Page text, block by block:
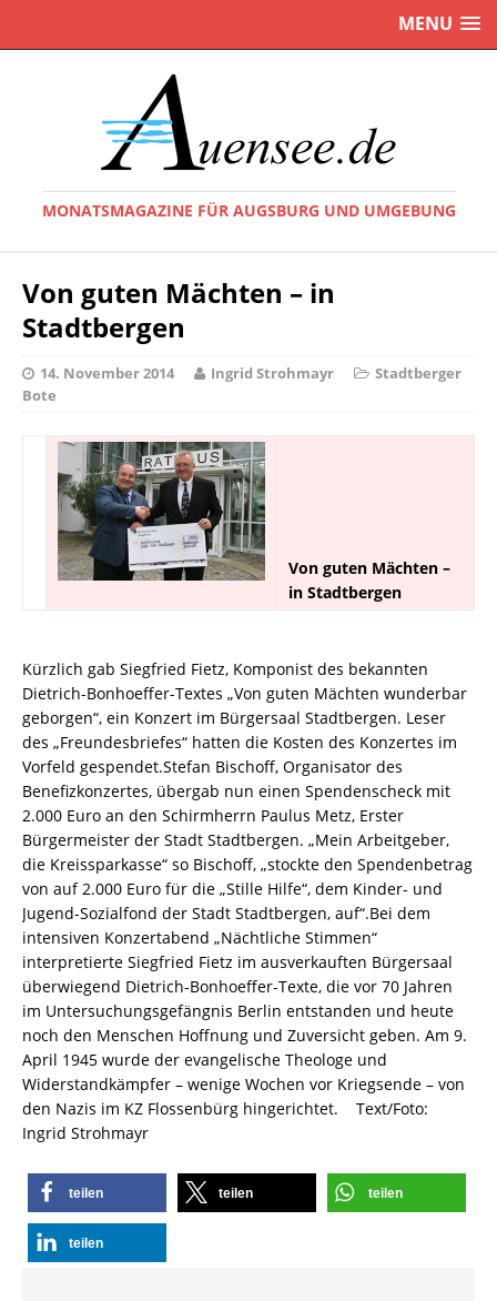
MENU
MONATSMAGAZINE FÜR AUGSBURG UND UMGEBUNG
Von guten Mächten – in
Stadtbergen
14. November 2014 Ingrid Strohmayr
Stadtberger
Bote
Von guten Mächten –
in Stadtbergen
Kürzlich gab Siegfried Fietz, Komponist des bekannten
Dietrich-Bonhoeffer-Textes „Von guten Mächten wunderbar
geborgen“, ein Konzert im Bürgersaal Stadtbergen. Leser
des „Freundesbriefes“ hatten die Kosten des Konzertes im
Vorfeld gespendet.Stefan Bischoff, Organisator des
Benefizkonzertes, übergab nun einen Spendenscheck mit
2.000 Euro an den Schirmherrn Paulus Metz, Erster
Bürgermeister der Stadt Stadtbergen. „Mein Arbeitgeber,
die Kreissparkasse“ so Bischoff, „stockte den Spendenbetrag
von auf 2.000 Euro für die „Stille Hilfe“, dem Kinder- und
Jugend-Sozialfond der Stadt Stadtbergen, auf“.Bei dem
intensiven Konzertabend „Nächtliche Stimmen“
interpretierte Siegfried Fietz im ausverkauften Bürgersaal
überwiegend Dietrich-Bonhoeffer-Texte, die vor 70 Jahren
im Untersuchungsgefängnis Berlin entstanden und heute
noch den Menschen Hoffnung und Zuversicht geben. Am 9.
April 1945 wurde der evangelische Theologe und
Widerstandkämpfer – wenige Wochen vor Kriegsende – von
den Nazis im KZ Flossenbürg hingerichtet. Text/Foto:
Ingrid Strohmayr
teilen teilen teilen
teilen